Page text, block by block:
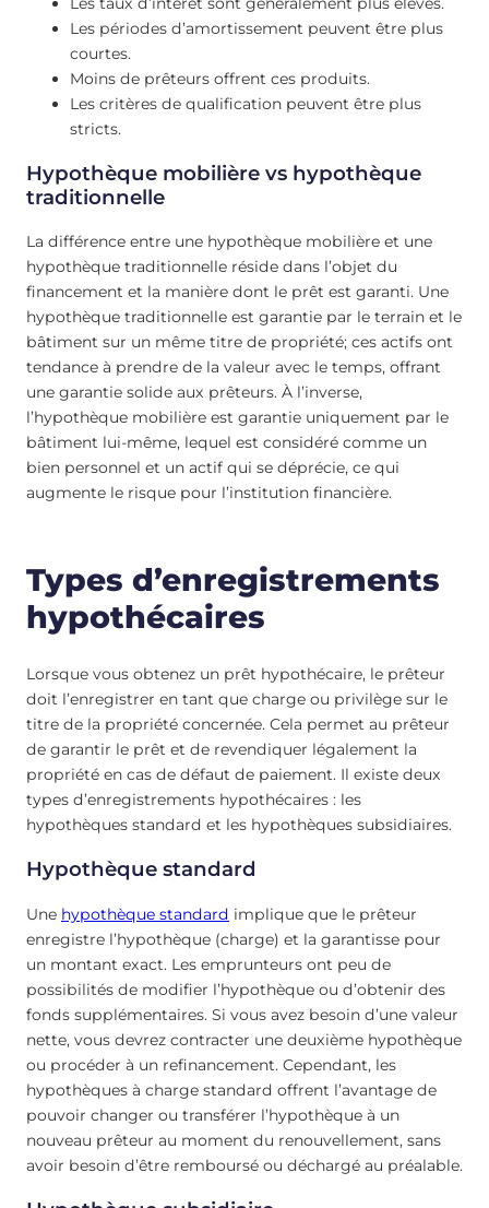
Les périodes d’amortissement peuvent être plus
courtes.
Moins de prêteurs offrent ces produits.
Les critères de qualification peuvent être plus
stricts.
Hypothèque mobilière vs hypothèque
traditionnelle
La différence entre une hypothèque mobilière et une
hypothèque traditionnelle réside dans l’objet du
financement et la manière dont le prêt est garanti. Une
hypothèque traditionnelle est garantie par le terrain et le
bâtiment sur un même titre de propriété; ces actifs ont
tendance à prendre de la valeur avec le temps, offrant
une garantie solide aux prêteurs. À l’inverse,
l’hypothèque mobilière est garantie uniquement par le
bâtiment lui-même, lequel est considéré comme un
bien personnel et un actif qui se déprécie, ce qui
augmente le risque pour l’institution financière.
Types d’enregistrements
hypothécaires
Lorsque vous obtenez un prêt hypothécaire, le prêteur
doit l’enregistrer en tant que charge ou privilège sur le
titre de la propriété concernée. Cela permet au prêteur
de garantir le prêt et de revendiquer légalement la
propriété en cas de défaut de paiement. Il existe deux
types d’enregistrements hypothécaires : les
hypothèques standard et les hypothèques subsidiaires.
Hypothèque standard
Une hypothèque standard implique que le prêteur
enregistre l’hypothèque (charge) et la garantisse pour
un montant exact. Les emprunteurs ont peu de
possibilités de modifier l’hypothèque ou d’obtenir des
fonds supplémentaires. Si vous avez besoin d’une valeur
nette, vous devrez contracter une deuxième hypothèque
ou procéder à un refinancement. Cependant, les
hypothèques à charge standard offrent l’avantage de
pouvoir changer ou transférer l’hypothèque à un
nouveau prêteur au moment du renouvellement, sans
avoir besoin d’être remboursé ou déchargé au préalable.